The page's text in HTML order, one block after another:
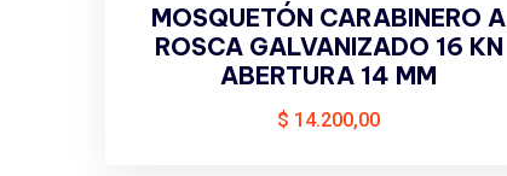
MOSQUETÓN CARABINERO A
ROSCA GALVANIZADO 16 KN
ABERTURA 14 MM
$ 14.200,00